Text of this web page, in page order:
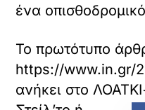
ένα
Το πρωτότυπο
https://www.in.gr/
ανήκει στο